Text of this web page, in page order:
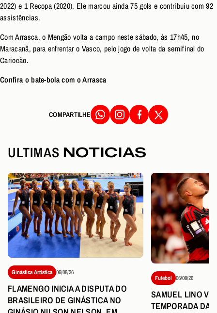
2022) e 1 Recopa (2020). Ele marcou ainda 75 gols e contribuiu com 92
assistências.
Com Arrasca, o Mengão volta a campo neste sábado, às 17h45, no
Maracanã, para enfrentar o Vasco, pelo jogo de volta da semifinal do
Cariocão.
Confira o bate-bola com o Arrasca
COMPARTILHE
ULTIMAS NOTICIAS
Ginástica Artística 06/08/26
FLAMENGO INICIA A DISPUTA DO
BRASILEIRO DE GINÁSTICA NO
Futebol 06/08/26
SAMUEL LINO
TEMPORADA DA